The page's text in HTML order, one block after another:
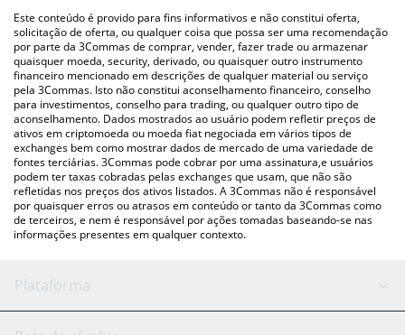
Você também pode usar nossa tabela de preços de Yuki Grok
Companion acima para verificar o último preço de Yuki Grok
Companion nas principais moedas fiat e criptográficas.
Este conteúdo é provido para fins informativos e não constitui oferta,
solicitação de oferta, ou qualquer coisa que possa ser uma recomendação
por parte da 3Commas de comprar, vender, fazer trade ou armazenar
quaisquer moeda, security, derivado, ou quaisquer outro instrumento
financeiro mencionado em descrições de qualquer material ou serviço
pela 3Commas. Isto não constitui aconselhamento financeiro, conselho
para investimentos, conselho para trading, ou qualquer outro tipo de
aconselhamento. Dados mostrados ao usuário podem refletir preços de
ativos em criptomoeda ou moeda fiat negociada em vários tipos de
exchanges bem como mostrar dados de mercado de uma variedade de
fontes terciárias. 3Commas pode cobrar por uma assinatura,e usuários
podem ter taxas cobradas pelas exchanges que usam, que não são
refletidas nos preços dos ativos listados. A 3Commas não é responsável
por quaisquer erros ou atrasos em conteúdo or tanto da 3Commas como
de terceiros, e nem é responsável por ações tomadas baseando-se nas
informações presentes em qualquer contexto.
Plataforma